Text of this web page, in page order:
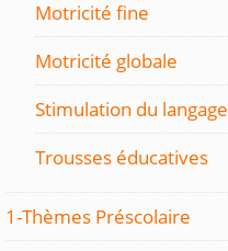
Motricité fine
Motricité globale
Stimulation du langage
Trousses éducatives
1-Thèmes Préscolaire